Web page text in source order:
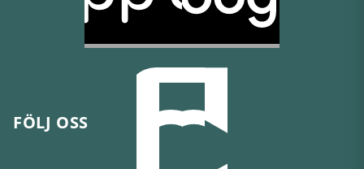
FÖLJ OSS